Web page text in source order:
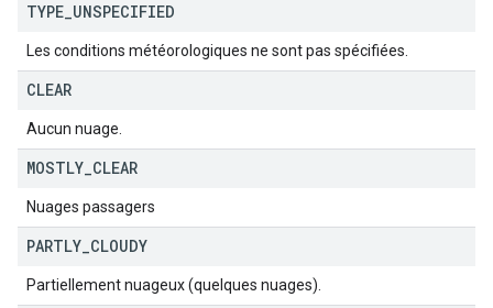
TYPE UNSPECIFIED
Les conditions météorologiques ne sont pas spécifiées.
CLEAR
Aucun nuage.
MOSTLY CLEAR
Nuages passagers
PARTLY CLOUDY
Partiellement nuageux (quelques nuages).